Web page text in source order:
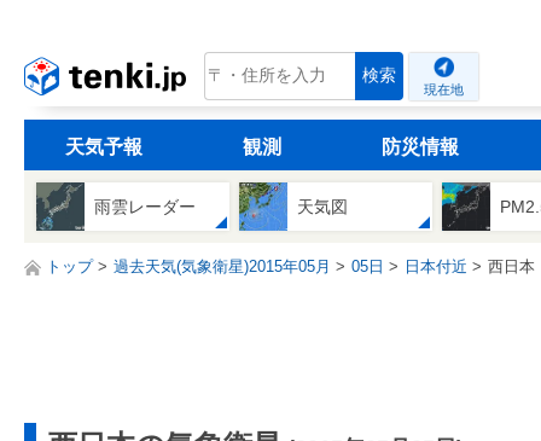
tenki.jp 検索
現在地
天気予報 観測 防災情報
雨雲レーダー 天気図
トップ 過去天気(気象衛星)2015年05月 05日 日本付近 西日本